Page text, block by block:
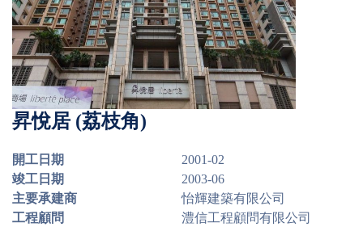
昇悅居 (荔枝角)
開工日期
2001-02
竣工日期
2003-06
主要承建商
怡輝建築有限公司
工程顧問
澧信工程顧問有限公司